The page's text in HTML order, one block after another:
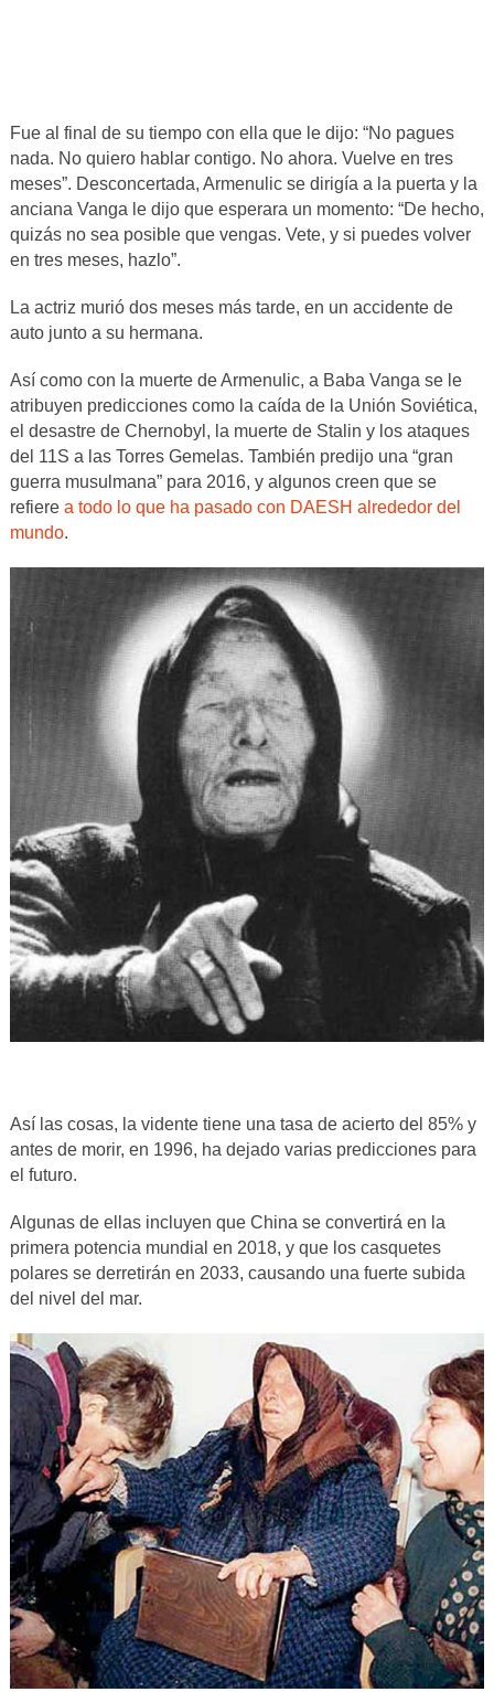
Fue al final de su tiempo con ella que le dijo: “No pagues
nada. No quiero hablar contigo. No ahora. Vuelve en tres
meses”. Desconcertada, Armenulic se dirigía a la puerta y la
anciana Vanga le dijo que esperara un momento: “De hecho,
quizás no sea posible que vengas. Vete, y si puedes volver
en tres meses, hazlo”.
La actriz murió dos meses más tarde, en un accidente de
auto junto a su hermana.
Así como con la muerte de Armenulic, a Baba Vanga se le
atribuyen predicciones como la caída de la Unión Soviética,
el desastre de Chernobyl, la muerte de Stalin y los ataques
del 11S a las Torres Gemelas. También predijo una “gran
guerra musulmana” para 2016, y algunos creen que se
refiere a todo lo que ha pasado con DAESH alrededor del
mundo.
Así las cosas, la vidente tiene una tasa de acierto del 85% y
antes de morir, en 1996, ha dejado varias predicciones para
el futuro.
Algunas de ellas incluyen que China se convertirá en la
primera potencia mundial en 2018, y que los casquetes
polares se derretirán en 2033, causando una fuerte subida
del nivel del mar.